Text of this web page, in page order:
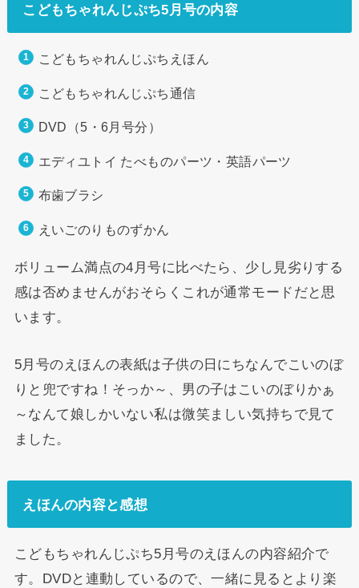
こどもちゃれんじぷち5月号の内容
こどもちゃれんじぷちえほん
こどもちゃれんじぷち通信
DVD（5・6月号分）
エディユトイ たべものパーツ・英語パーツ
布歯ブラシ
えいごのりものずかん
ボリューム満点の4月号に比べたら、少し見劣りする
感は否めませんがおそらくこれが通常モードだと思
います。
5月号のえほんの表紙は子供の日にちなんでこいのぼ
りと兜ですね！そっか～、男の子はこいのぼりかぁ
～なんて娘しかいない私は微笑ましい気持ちで見て
ました。
えほんの内容と感想
こどもちゃれんじぷち5月号のえほんの内容紹介で
す。DVDと連動しているので、一緒に見るとより楽